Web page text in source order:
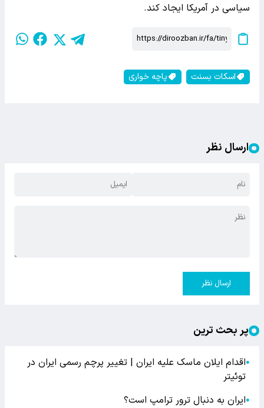
سیاسی در آمریکا ایجاد کند.
اسکات بسنت پاچه خواری
ارسال نظر
ارسال نظر
پر بحث ترین
●اقدام ایلان ماسک علیه ایران | تغییر پرچم رسمی ایران در
توئیتر
●ایران به دنبال ترور ترامپ است؟